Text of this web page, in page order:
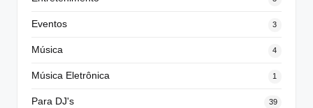
Eventos 3
Música 4
Música Eletrônica 1
Para DJ's 39